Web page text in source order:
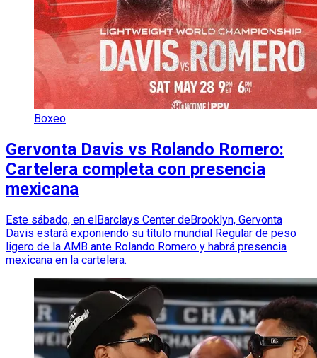
Boxeo
Gervonta Davis vs Rolando Romero:
Cartelera completa con presencia
mexicana
Este sábado, en elBarclays Center deBrooklyn, Gervonta
Davis estará exponiendo su título mundial Regular de peso
ligero de la AMB ante Rolando Romero y habrá presencia
mexicana en la cartelera.